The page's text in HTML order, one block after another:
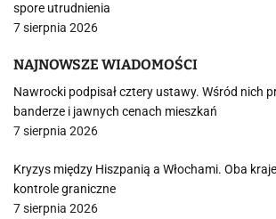
spore utrudnienia
7 sierpnia 2026
NAJNOWSZE WIADOMOŚCI
Nawrocki podpisał cztery ustawy. Wśród nich
banderze i jawnych cenach mieszkań
7 sierpnia 2026
Kryzys między Hiszpanią a Włochami. Oba
kontrole graniczne
7 sierpnia 2026